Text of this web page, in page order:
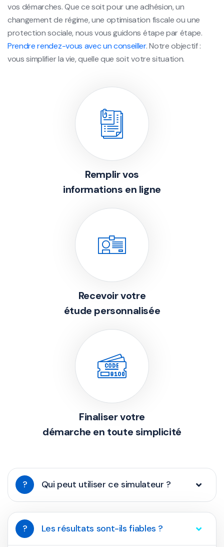
vos démarches. Que ce soit pour une adhésion, un
changement de régime, une optimisation fiscale ou une
protection sociale, nous vous guidons étape par étape.
Prendre rendez-vous avec un conseiller. Notre objectif :
vous simplifier la vie, quelle que soit votre situation.
Remplir vos
informations en ligne
Recevoir votre
étude personnalisée
Finaliser votre
démarche en toute simplicité
? Qui peut utiliser ce simulateur ?
? Les résultats sont-ils fiables ?